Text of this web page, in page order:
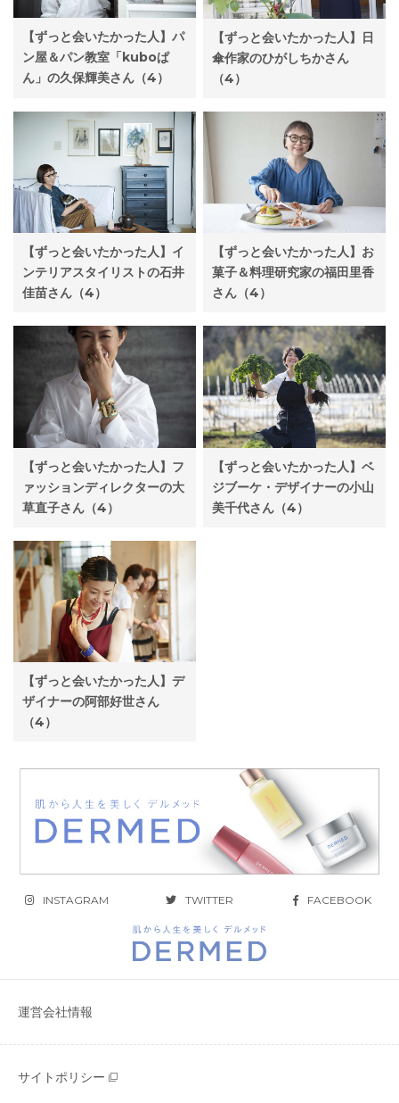
【ずっと会いたかった人】パ
ン屋＆パン教室「kuboぱ
ん」の久保輝美さん（4）
【ずっと会いたかった人】日
傘作家のひがしちかさん
（4）
【ずっと会いたかった人】イ
ンテリアスタイリストの石井
佳苗さん（4）
【ずっと会いたかった人】お
菓子＆料理研究家の福田里香
さん（4）
【ずっと会いたかった人】フ
ァッションディレクターの大
草直子さん（4）
【ずっと会いたかった人】ベ
ジブーケ・デザイナーの小山
美千代さん（4）
【ずっと会いたかった人】デ
ザイナーの阿部好世さん
（4）
INSTAGRAM TWITTER FACEBOOK
運営会社情報
サイトポリシー